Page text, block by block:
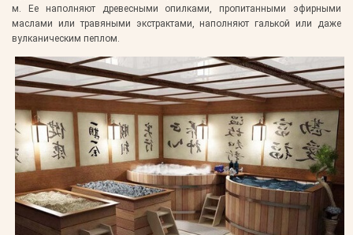
м. Ее наполняют древесными опилками, пропитанными эфирными
маслами или травяными экстрактами, наполняют галькой или даже
вулканическим пеплом.